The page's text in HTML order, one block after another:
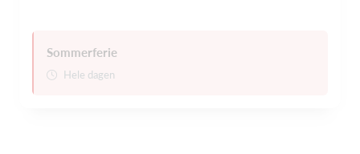
Sommerferie
Hele dagen